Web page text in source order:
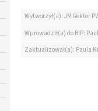
Wytworzył(a): JM Rektor
Wprowadził(a) do BIP:
Zaktualizował(a): Paula